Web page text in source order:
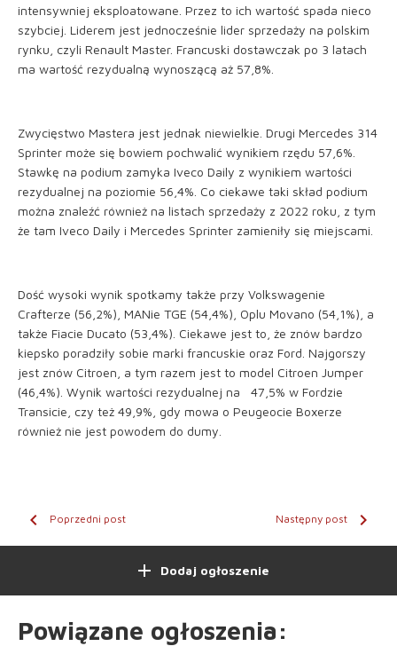
intensywniej eksploatowane. Przez to ich wartość spada nieco
szybciej. Liderem jest jednocześnie lider sprzedaży na polskim
rynku, czyli Renault Master. Francuski dostawczak po 3 latach
ma wartość rezydualną wynoszącą aż 57,8%.
Zwycięstwo Mastera jest jednak niewielkie. Drugi Mercedes 314
Sprinter może się bowiem pochwalić wynikiem rzędu 57,6%.
Stawkę na podium zamyka Iveco Daily z wynikiem wartości
rezydualnej na poziomie 56,4%. Co ciekawe taki skład podium
można znaleźć również na listach sprzedaży z 2022 roku, z tym
że tam Iveco Daily i Mercedes Sprinter zamieniły się miejscami.
Dość wysoki wynik spotkamy także przy Volkswagenie
Crafterze (56,2%), MANie TGE (54,4%), Oplu Movano (54,1%), a
także Fiacie Ducato (53,4%). Ciekawe jest to, że znów bardzo
kiepsko poradziły sobie marki francuskie oraz Ford. Najgorszy
jest znów Citroen, a tym razem jest to model Citroen Jumper
(46,4%). Wynik wartości rezydualnej na 47,5% w Fordzie
Transicie, czy też 49,9%, gdy mowa o Peugeocie Boxerze
również nie jest powodem do dumy.
chevron_left Poprzedni post Następny post chevron_right
add Dodaj ogłoszenie
Powiązane ogłoszenia: